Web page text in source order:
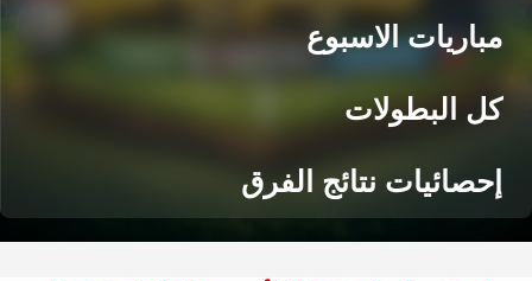
مباريات الاسبوع
كل البطولات
إحصائيات نتائج الفرق